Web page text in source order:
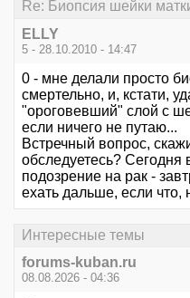
Re: Биопсия шейки
ELLY
5 - 28.10.2010 - 14:47
0 - мне делали просто
смертельно, и, кстати,
"ороговевший" слой с
если ничего не путаю...
Встречный вопрос,
обследуетесь? Сегодня
подозрение на рак -
ехать дальше, если что,
Интересные темы
forums-kuban.ru
08.08.2026 - 04:36